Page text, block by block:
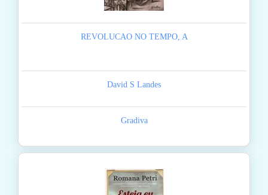
REVOLUCAO NO TEMPO, A
David S Landes
Gradiva